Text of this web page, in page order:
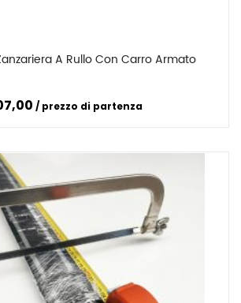
A Rullo Con Carro Armato
prezzo di partenza
Confronta